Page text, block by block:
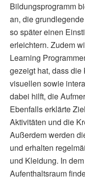
Bildungsprogramm
an, die
so später einen
erleichtern. Zudem
Learning
gezeigt hat, dass
visuellen sowie
dabei hilft, die
Ebenfalls erklärte
Aktivitäten und die
Außerdem werden
und erhalten
und Kleidung. In
Aufenthaltsraum